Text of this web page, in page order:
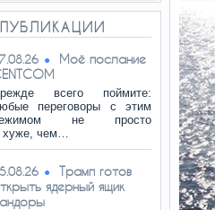
Моё послание
всего поймите:
переговоры с этим
не просто
хуже, чем…
Трамп готов
ядерный ящик